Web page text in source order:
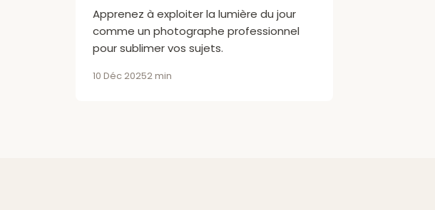
Apprenez à exploiter la lumière du jour
comme un photographe professionnel
pour sublimer vos sujets.
10 Déc 20252 min